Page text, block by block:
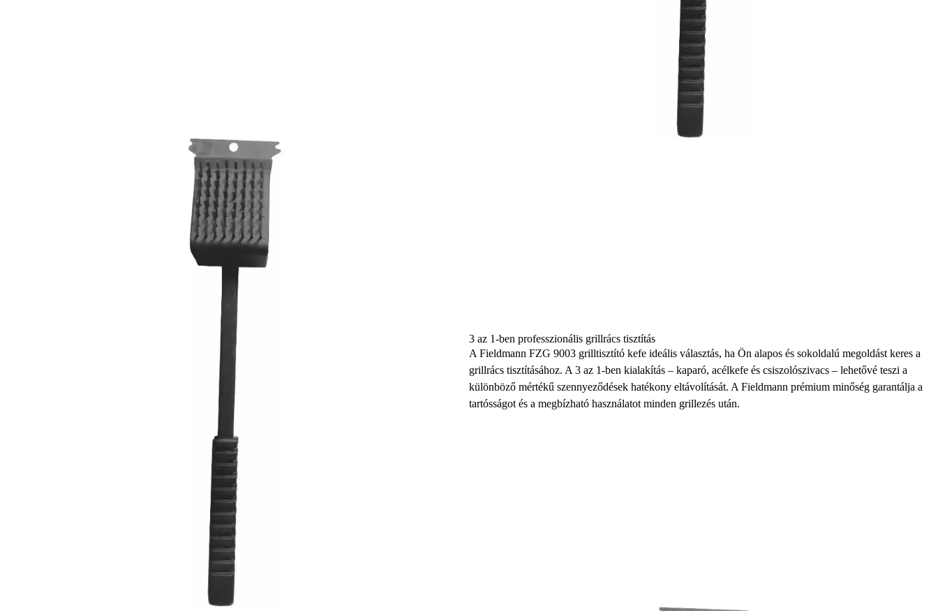
3 az 1-ben professzionális grillrács tisztítás
A Fieldmann FZG 9003 grilltisztító kefe ideális választás, ha Ön alapos és sokoldalú megoldást keres a
grillrács tisztításához. A 3 az 1-ben kialakítás – kaparó, acélkefe és csiszolószivacs – lehetővé teszi a
különböző mértékű szennyeződések hatékony eltávolítását. A Fieldmann prémium minőség garantálja a
tartósságot és a megbízható használatot minden grillezés után.